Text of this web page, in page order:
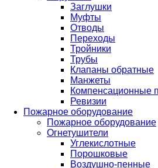
Заглушки
Муфты
Отводы
Переходы
Тройники
Трубы
Клапаны обратные
Манжеты
Компенсационные
Ревизии
Пожарное оборудование
Пожарное оборудование
Огнетушители
Углекислотные
Порошковые
Воздушно-пенные